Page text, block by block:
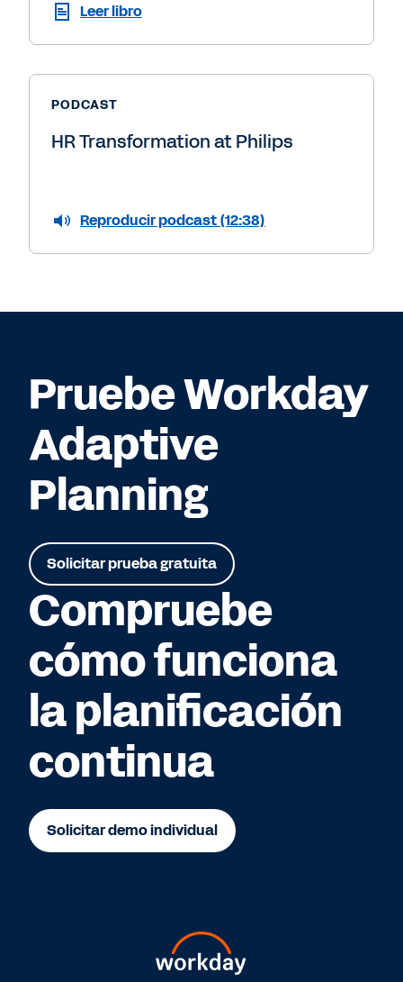
Leer libro
PODCAST
HR Transformation at Philips
Reproducir podcast (12:38)
Pruebe Workday
Adaptive
Planning
Solicitar prueba gratuita
Compruebe
cómo funciona
la planificación
continua
Solicitar demo individual